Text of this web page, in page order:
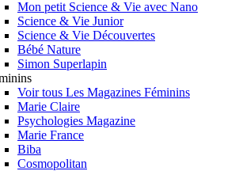
Mon petit Science & Vie avec Nano
Science & Vie Junior
Science & Vie Découvertes
Bébé Nature
Simon Superlapin
Voir tous Les Magazines Féminins
Marie Claire
Psychologies Magazine
Marie France
Biba
Cosmopolitan